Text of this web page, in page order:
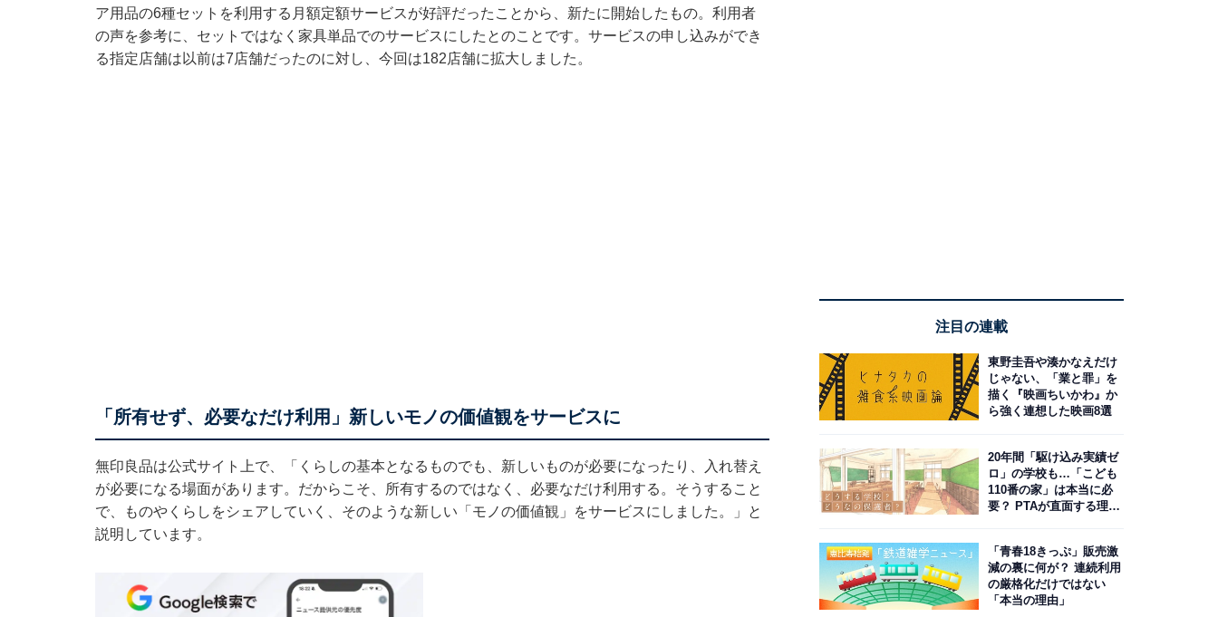
ア用品の6種セットを利用する月額定額サービスが好評だったことから、新たに開始したもの。利用者
の声を参考に、セットではなく家具単品でのサービスにしたとのことです。サービスの申し込みができ
る指定店舗は以前は7店舗だったのに対し、今回は182店舗に拡大しました。
「所有せず、必要なだけ利用」新しいモノの価値観をサービスに
無印良品は公式サイト上で、「くらしの基本となるものでも、新しいものが必要になったり、入れ替え
が必要になる場面があります。だからこそ、所有するのではなく、必要なだけ利用する。そうすること
で、ものやくらしをシェアしていく、そのような新しい「モノの価値観」をサービスにしました。」と
説明しています。
注目の連載
東野圭吾や湊かなえだけ
じゃない、「業と罪」を
描く『映画ちいかわ』か
ら強く連想した映画8選
20年間「駆け込み実績ゼ
ロ」の学校も…「こども
110番の家」は本当に必
要？ PTAが直面する理想
「青春18きっぷ」販売激
減の裏に何が？ 連続利用
の厳格化だけではない
「本当の理由」